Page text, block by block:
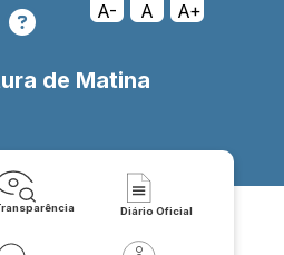
A- A A+
de Matina
Diário Oficial